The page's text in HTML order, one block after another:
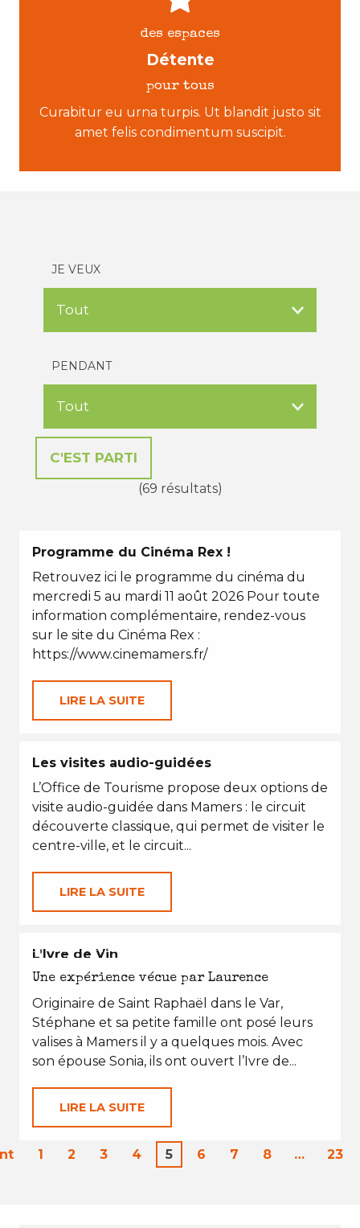
des espaces
Détente
pour tous
Curabitur eu urna turpis. Ut blandit justo sit
amet felis condimentum suscipit.
JE VEUX
PENDANT
(69 résultats)
Programme du Cinéma Rex !
Retrouvez ici le programme du cinéma du
mercredi 5 au mardi 11 août 2026 Pour toute
information complémentaire, rendez-vous
sur le site du Cinéma Rex :
https://www.cinemamers.fr/
LIRE LA SUITE
Les visites audio-guidées
L’Office de Tourisme propose deux options de
visite audio-guidée dans Mamers : le circuit
découverte classique, qui permet de visiter le
centre-ville, et le circuit...
LIRE LA SUITE
EN TOUTES SAISONS
L’Ivre de Vin
Une expérience vécue par Laurence
Originaire de Saint Raphaël dans le Var,
Stéphane et sa petite famille ont posé leurs
valises à Mamers il y a quelques mois. Avec
son épouse Sonia, ils ont ouvert l’Ivre de...
LIRE LA SUITE
1 2 3 4 5 6 7 8 … 23